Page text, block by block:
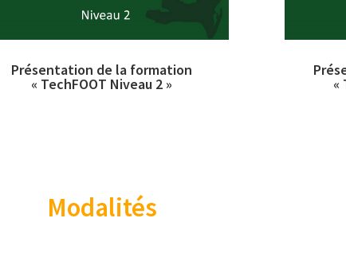
Présentation de la formation
« TechFOOT Niveau 2 » «
Modalités